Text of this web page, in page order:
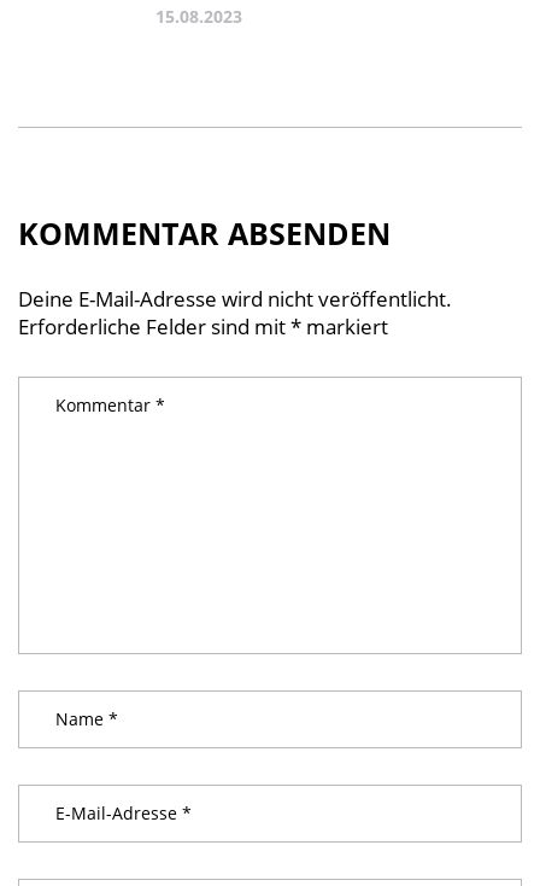
15.08.2023
KOMMENTAR ABSENDEN
Deine E-Mail-Adresse wird nicht veröffentlicht.
Erforderliche Felder sind mit* markiert